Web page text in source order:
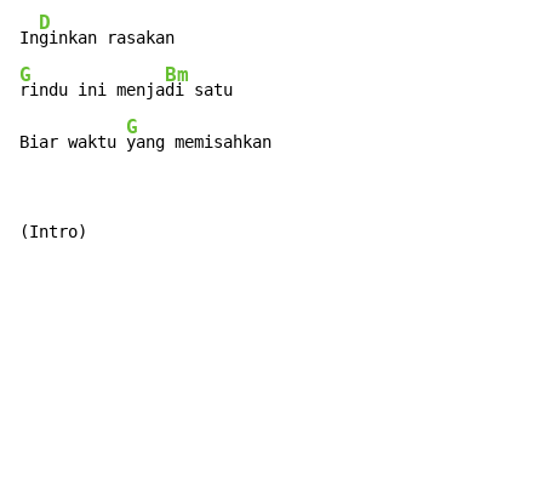
In
D
G
rindu ini menja
Bm
di satu
Biar waktu
G
yang memisahkan
(Intro)